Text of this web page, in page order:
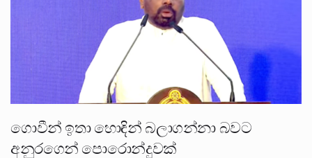
ගොවීන් ඉතා හොඳින් බලාගන්නා බවට
අනුරගෙන් පොරොන්දුවක්